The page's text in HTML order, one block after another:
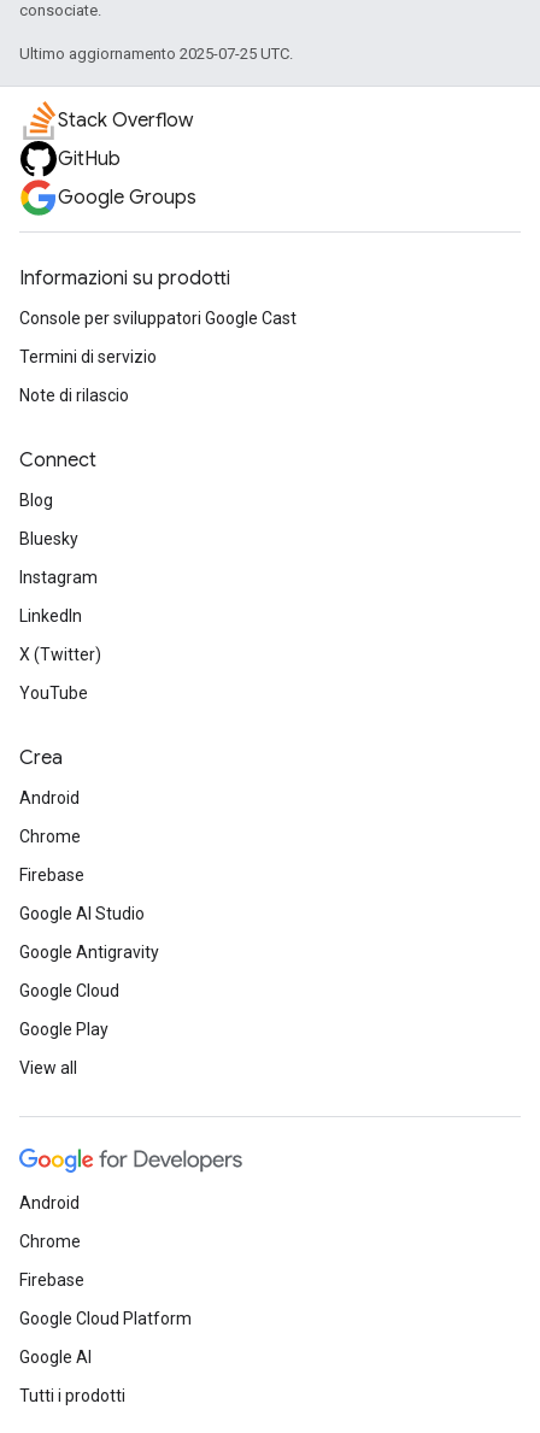
consociate.
Ultimo aggiornamento 2025-07-25 UTC.
Stack Overflow
GitHub
Google Groups
Informazioni su prodotti
Console per sviluppatori Google Cast
Termini di servizio
Note di rilascio
Connect
Blog
Bluesky
Instagram
LinkedIn
X (Twitter)
YouTube
Crea
Android
Chrome
Firebase
Google AI Studio
Google Antigravity
Google Cloud
Google Play
View all
Android
Chrome
Firebase
Google Cloud Platform
Google AI
Tutti i prodotti